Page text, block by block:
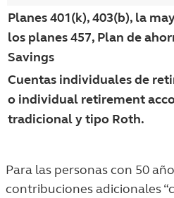
Planes 401(k), 403(b), la
los planes 457, Plan de
Savings
Cuentas individuales de
o individual retirement
tradicional y tipo Roth.
Para las personas con 50
contribuciones adicionales